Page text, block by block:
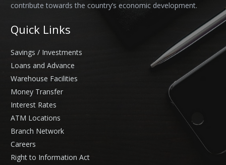
contribute towards the country’s economic development.
Quick Links
Savings / Investments
Loans and Advance
Warehouse Facilities
Money Transfer
Interest Rates
ATM Locations
Branch Network
Careers
Right to Information Act